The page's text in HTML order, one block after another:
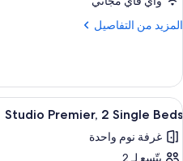
Single
Beds
المزيد من التفاصيل
المزيد
Studio
Superior,
2
Beds
استعراض
جميع
صور
1
Studio Premier, 2 Single Beds
غرفة نوم واحدة
يتّسع لـ 2